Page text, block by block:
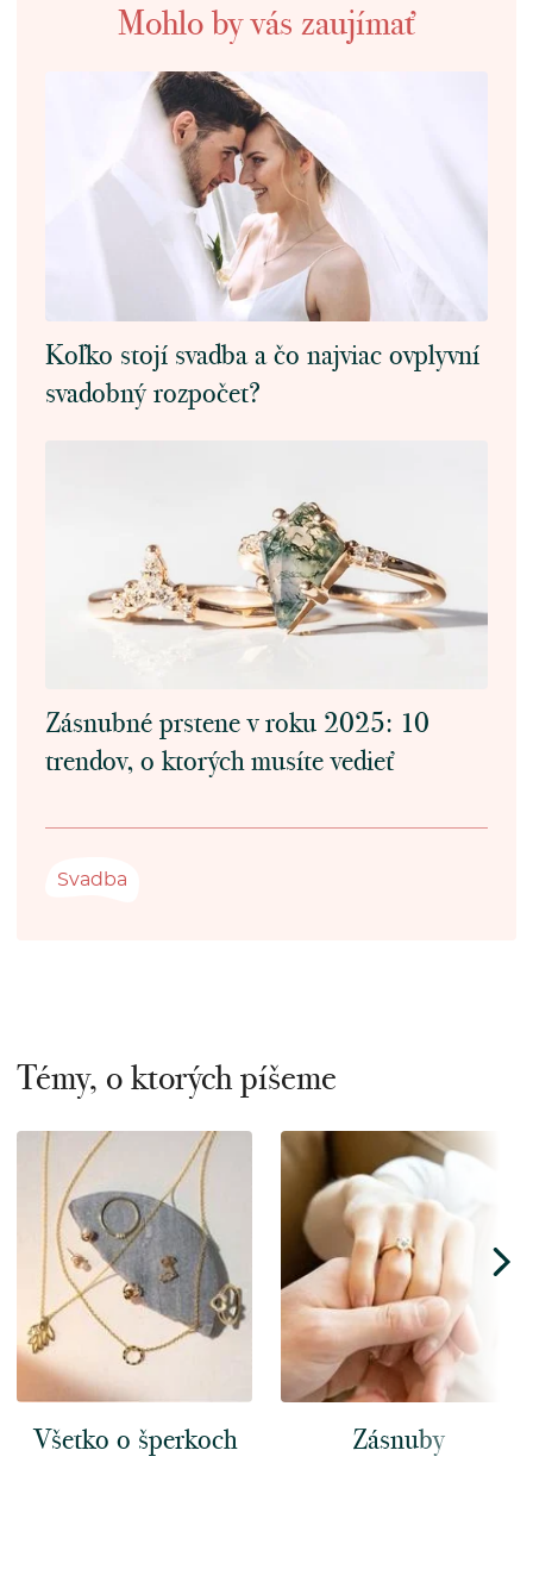
Mohlo by vás zaujímať
Koľko stojí svadba a čo najviac ovplyvní
svadobný rozpočet?
Zásnubné prstene v roku 2025: 10
trendov, o ktorých musíte vedieť
Svadba
Témy, o ktorých píšeme
Všetko o šperkoch Zásnuby